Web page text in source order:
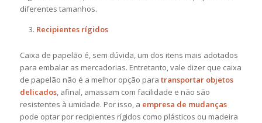
diferentes tamanhos.
Recipientes rígidos
Caixa de papelão é, sem dúvida, um dos itens mais adotados
para embalar as mercadorias. Entretanto, vale dizer que caixa
de papelão não é a melhor opção para transportar objetos
delicados, afinal, amassam com facilidade e não são
resistentes à umidade. Por isso, a empresa de mudanças
pode optar por recipientes rígidos como plásticos ou madeira